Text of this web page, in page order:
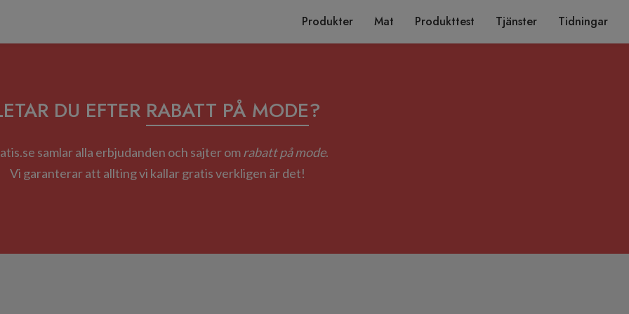
Produkter Mat Produkttest Tjänster Tidningar
DU EFTER RABATT PÅ MODE?
samlar alla erbjudanden och sajter omrabatt på mode.
Vi garanterar att allting vi kallar gratis verkligen är det!